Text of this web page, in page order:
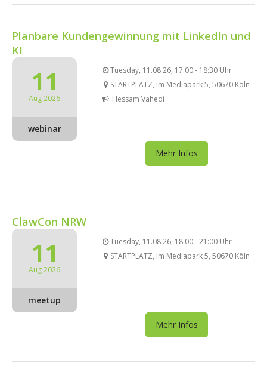
Planbare Kundengewinnung mit LinkedIn und
KI
11
Aug 2026
webinar
Tuesday, 11.08.26, 17:00 - 18:30 Uhr
STARTPLATZ, Im Mediapark 5, 50670 Köln
Hessam Vahedi
Mehr Infos
ClawCon NRW
11
Aug 2026
meetup
Tuesday, 11.08.26, 18:00 - 21:00 Uhr
STARTPLATZ, Im Mediapark 5, 50670 Köln
Mehr Infos